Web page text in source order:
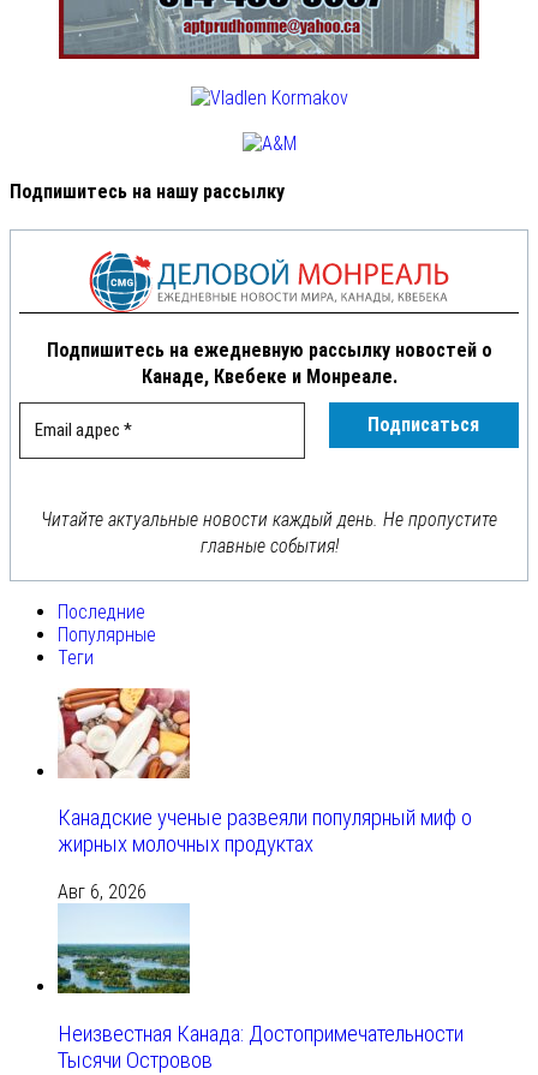
Подпишитесь на нашу рассылку
Подпишитесь на ежедневную рассылку новостей о
Канаде, Квебеке и Монреале.
Читайте актуальные новости каждый день. Не пропустите
главные события!
Последние
Популярные
Теги
Канадские ученые развеяли популярный миф о
жирных молочных продуктах
Авг 6, 2026
Неизвестная Канада: Достопримечательности
Тысячи Островов